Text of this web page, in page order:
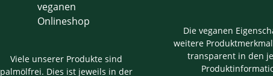
Viele unserer Produkte sind
palmölfrei. Dies ist jeweils in der
Die veganen
weitere
transparent in den